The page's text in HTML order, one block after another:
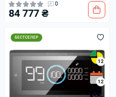
0
84 777 ₴
БЕСТСЕЛЕР
12
12